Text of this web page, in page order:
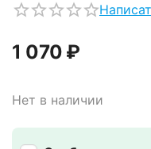
1 070 ₽
Нет в наличии